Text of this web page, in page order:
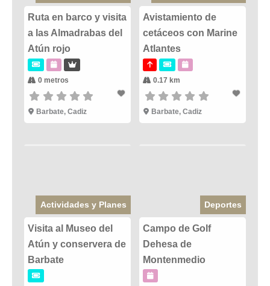
Ruta en barco y visita
a las Almadrabas del
Atún rojo
0 metros
Barbate, Cadiz
Avistamiento de
cetáceos con Marine
Atlantes
0.17 km
Barbate, Cadiz
Actividades y Planes
Visita al Museo del
Atún y conservera de
Barbate
Deportes
Campo de Golf
Dehesa de
Montenmedio